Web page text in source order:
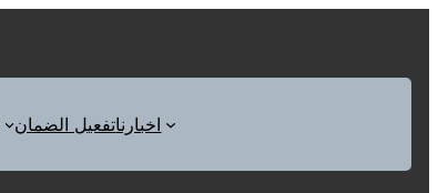
تفعيل الضماناخبارنا